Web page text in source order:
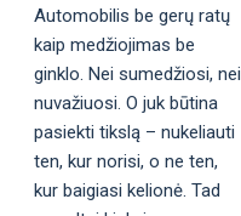
Automobilis be gerų ratų
kaip medžiojimas be
ginklo. Nei sumedžiosi, nei
nuvažiuosi. O juk būtina
pasiekti tikslą – nukeliauti
ten, kur norisi, o ne ten,
kur baigiasi kelionė. Tad